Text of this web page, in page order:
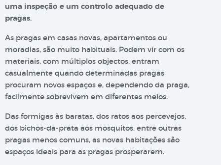
uma inspeção e um controlo adequado de
pragas.
As pragas em casas novas, apartamentos ou
moradias, são muito habituais. Podem vir com os
materiais, com múltiplos objectos, entram
casualmente quando determinadas pragas
procuram novos espaços e, dependendo da praga,
facilmente sobrevivem em diferentes meios.
Das formigas às baratas, dos ratos aos percevejos,
dos bichos-da-prata aos mosquitos, entre outras
pragas menos comuns, as novas habitações são
espaços ideais para as pragas prosperarem.